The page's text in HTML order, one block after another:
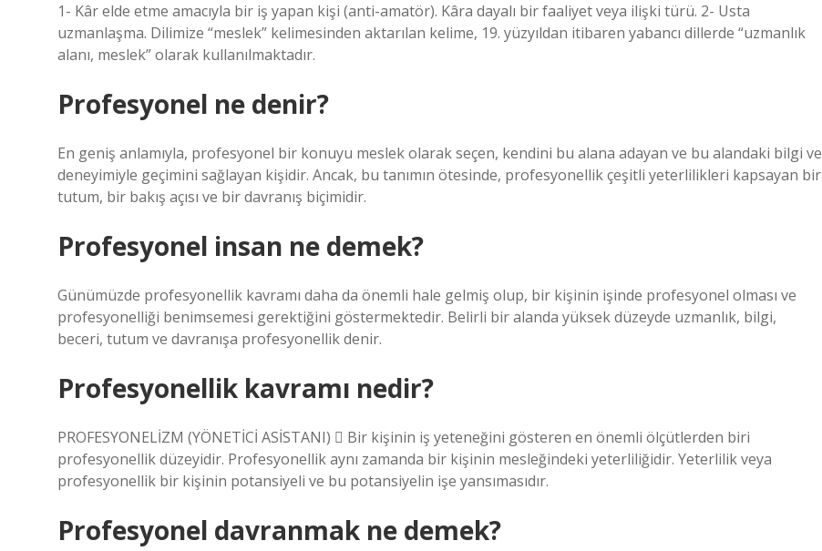
1- Kâr elde etme amacıyla bir iş yapan kişi (anti-amatör). Kâra dayalı bir faaliyet veya ilişki türü. 2- Usta
uzmanlaşma. Dilimize “meslek” kelimesinden aktarılan kelime, 19. yüzyıldan itibaren yabancı dillerde “uzmanlık
alanı, meslek” olarak kullanılmaktadır.
Profesyonel ne denir?
En geniş anlamıyla, profesyonel bir konuyu meslek olarak seçen, kendini bu alana adayan ve bu alandaki bilgi ve
deneyimiyle geçimini sağlayan kişidir. Ancak, bu tanımın ötesinde, profesyonellik çeşitli yeterlilikleri kapsayan bir
tutum, bir bakış açısı ve bir davranış biçimidir.
Profesyonel insan ne demek?
Günümüzde profesyonellik kavramı daha da önemli hale gelmiş olup, bir kişinin işinde profesyonel olması ve
profesyonelliği benimsemesi gerektiğini göstermektedir. Belirli bir alanda yüksek düzeyde uzmanlık, bilgi,
beceri, tutum ve davranışa profesyonellik denir.
Profesyonellik kavramı nedir?
PROFESYONELİZM (YÖNETİCİ ASİSTANI)  Bir kişinin iş yeteneğini gösteren en önemli ölçütlerden biri
profesyonellik düzeyidir. Profesyonellik aynı zamanda bir kişinin mesleğindeki yeterliliğidir. Yeterlilik veya
profesyonellik bir kişinin potansiyeli ve bu potansiyelin işe yansımasıdır.
Profesyonel davranmak ne demek?